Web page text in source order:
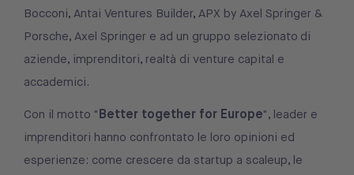
Bocconi, Antai Ventures Builder, APX by Axel Springer &
Porsche, Axel Springer e ad un gruppo selezionato di
aziende, imprenditori, realtà di venture capital e
accademici.
Con il motto "Better together for Europe", leader e
imprenditori hanno confrontato le loro opinioni ed
esperienze: come crescere da startup a scaleup, le